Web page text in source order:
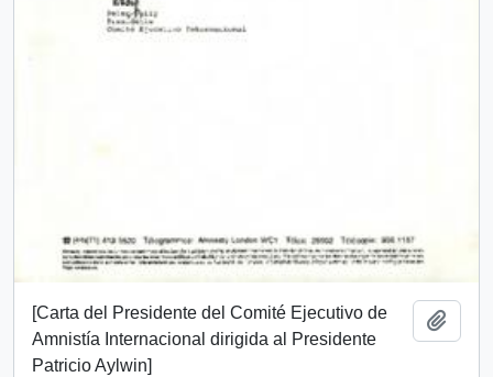
[Carta del Presidente del Comité Ejecutivo de
Amnistía Internacional dirigida al Presidente
Patricio Aylwin]